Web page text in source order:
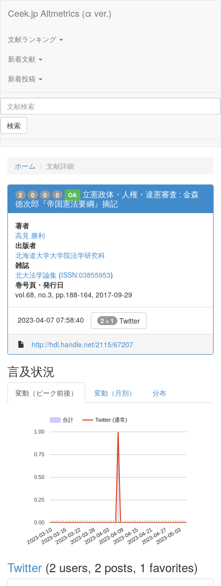
Ceek.jp Altmetrics (α ver.)
文献ランキング
新着文献
新着投稿
検索
ホーム 文献詳細
2 0 0 0 OA
立憲政体・人権・違憲審査 : 金森
徳次郎『帝国憲法要綱』摘記
著者
高見 勝利
出版者
北海道大学大学院法学研究科
雑誌
北大法学論集 (ISSN:03855953)
巻号頁・発行日
vol.68, no.3, pp.188-164, 2017-09-29
2023-04-07 07:58:40 2 + 1 Twitter
http://hdl.handle.net/2115/67207
言及状況
変動（ピーク前後） 変動（月別） 分布
合計 Twitter (通常)
2023-03-102023-03-162023-03-222023-03-282023-04-032023-04-092023-04-152023-04-212023-04-272023-05-03
0.00
0.25
0.50
0.75
1.00
Twitter (2 users, 2 posts, 1 favorites)